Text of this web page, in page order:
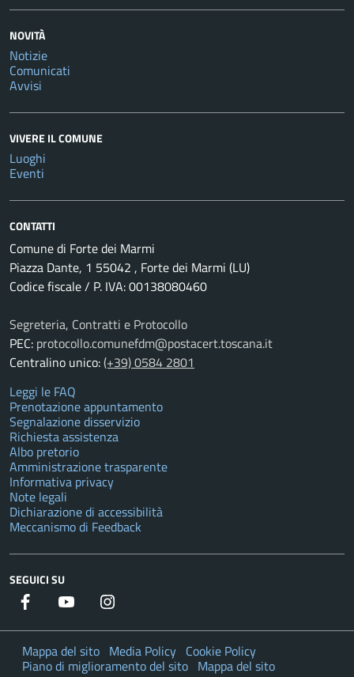
NOVITÀ
Notizie
Comunicati
Avvisi
VIVERE IL COMUNE
Luoghi
Eventi
CONTATTI
Comune di Forte dei Marmi
Piazza Dante, 1 55042 , Forte dei Marmi (LU)
Codice fiscale / P. IVA: 00138080460
Segreteria, Contratti e Protocollo
PEC: protocollo.comunefdm@postacert.toscana.it
Centralino unico:(+39) 0584 2801
Leggi le FAQ
Prenotazione appuntamento
Segnalazione disservizio
Richiesta assistenza
Albo pretorio
Amministrazione trasparente
Informativa privacy
Note legali
Dichiarazione di accessibilità
Meccanismo di Feedback
SEGUICI SU
Facebook YouTube
Mappa del sito Media Policy Cookie Policy
Piano di miglioramento del sito Mappa del sito